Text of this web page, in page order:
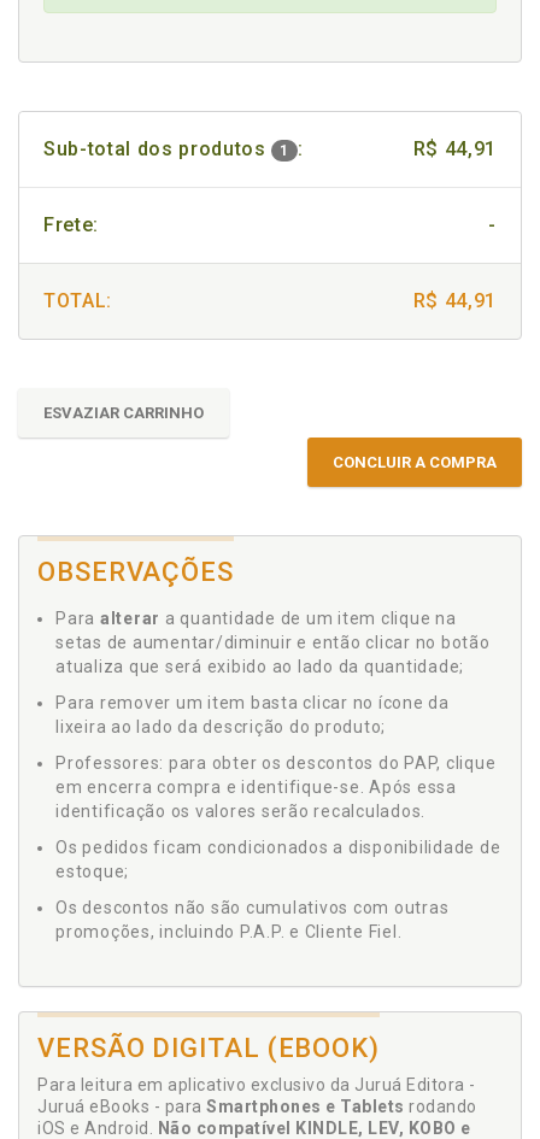
Sub-total dos produtos 1 : R$ 44,91
Frete: -
TOTAL: R$ 44,91
ESVAZIAR CARRINHO
CONCLUIR A COMPRA
OBSERVAÇÕES
Para alterar a quantidade de um item clique na
setas de aumentar/diminuir e então clicar no botão
atualiza que será exibido ao lado da quantidade;
Para remover um item basta clicar no ícone da
lixeira ao lado da descrição do produto;
Professores: para obter os descontos do PAP, clique
em encerra compra e identifique-se. Após essa
identificação os valores serão recalculados.
Os pedidos ficam condicionados a disponibilidade de
estoque;
Os descontos não são cumulativos com outras
promoções, incluindo P.A.P. e Cliente Fiel.
VERSÃO DIGITAL (EBOOK)
Para leitura em aplicativo exclusivo da Juruá Editora -
Juruá eBooks - para Smartphones e Tablets rodando
iOS e Android.
Não compatível KINDLE, LEV, KOBO e